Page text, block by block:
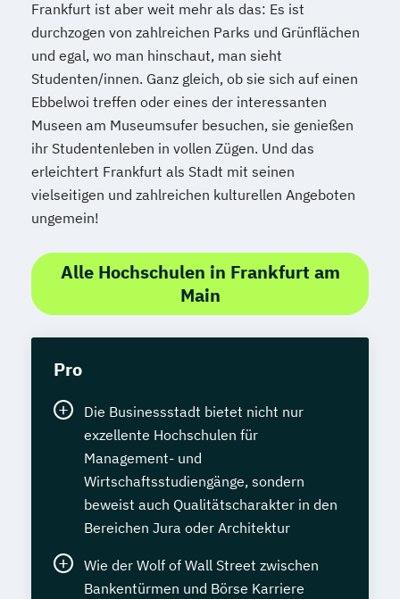
Frankfurt ist aber weit mehr als das: Es ist
durchzogen von zahlreichen Parks und Grünflächen
und egal, wo man hinschaut, man sieht
Studenten/innen. Ganz gleich, ob sie sich auf einen
Ebbelwoi treffen oder eines der interessanten
Museen am Museumsufer besuchen, sie genießen
ihr Studentenleben in vollen Zügen. Und das
erleichtert Frankfurt als Stadt mit seinen
vielseitigen und zahlreichen kulturellen Angeboten
ungemein!
Alle Hochschulen in Frankfurt am
Main
Pro
Die Businessstadt bietet nicht nur
exzellente Hochschulen für
Management- und
Wirtschaftsstudiengänge, sondern
beweist auch Qualitätscharakter in den
Bereichen Jura oder Architektur
Wie der Wolf of Wall Street zwischen
Bankentürmen und Börse Karriere